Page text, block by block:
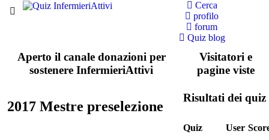
Cerca
profilo
forum
Quiz blog
Aperto il canale donazioni per
sostenere InfermieriAttivi
2017 Mestre preselezione
Visitatori e
pagine viste
Risultati dei quiz
Quiz User